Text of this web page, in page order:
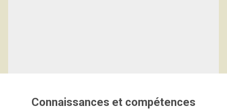
Connaissances et compétences